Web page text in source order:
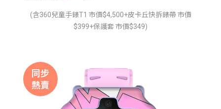
(含360兒童手錶T1 市價$4,500+皮卡丘快拆錶帶 市價
$399+保護套 市價$349)
同步
熱賣